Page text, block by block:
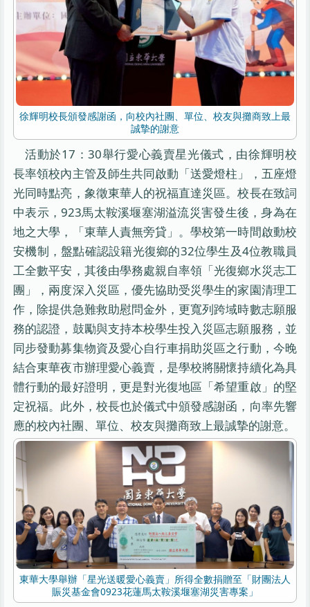
徐輝明校長頒發感謝函，向校內社團、單位、校友與攤商致上最
誠摯的謝意
活動於17：30舉行愛心義賣星光儀式，由徐輝明校
長率領校內主管及師生共同啟動「送愛燈柱」，五座燈
光同時點亮，象徵東華人的祝福直達災區。校長在致詞
中表示，923馬太鞍溪堰塞湖溢流災害發生後，身為在
地之大學，「東華人責無旁貸」。學校第一時間啟動校
安機制，盤點確認設籍光復鄉的32位學生及4位教職員
工全數平安，其後由學務處親自率領「光復鄉水災志工
團」，兩度深入災區，優先協助受災學生的家園清理工
作，除提供急難救助慰問金外，更寬列跨域時數志願服
務的認證，鼓勵與支持本校學生投入災區志願服務，並
同步發動募集物資及愛心自行車捐助災區之行動，今晚
結合東華夜市辦理愛心義賣，是學校將關懷持續化為具
體行動的最好證明，更是對光復地區「希望重啟」的堅
定祝福。此外，校長也於儀式中頒發感謝函，向率先響
應的校內社團、單位、校友與攤商致上最誠摯的謝意。
東華大學舉辦「星光送暖愛心義賣」所得全數捐贈至「財團法人
賑災基金會0923花蓮馬太鞍溪堰塞湖災害專案」